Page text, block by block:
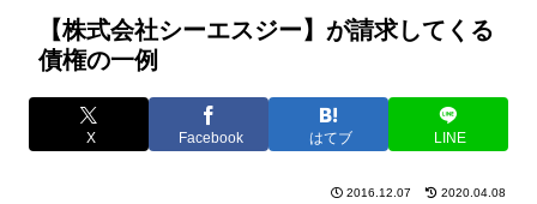
【株式会社シーエスジー】が請求してくる
債権の一例
X Facebook はてブ LINE
2016.12.07 2020.04.08